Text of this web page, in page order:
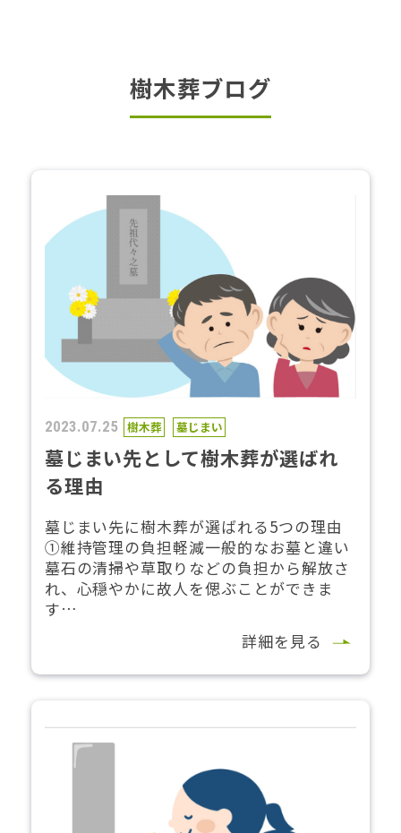
樹木葬ブログ
2023.07.25 樹木葬 墓じまい
墓じまい先として樹木葬が選ばれ
る理由
墓じまい先に樹木葬が選ばれる5つの理由
①維持管理の負担軽減一般的なお墓と違い
墓石の清掃や草取りなどの負担から解放さ
れ、心穏やかに故人を偲ぶことができま
す…
詳細を見る